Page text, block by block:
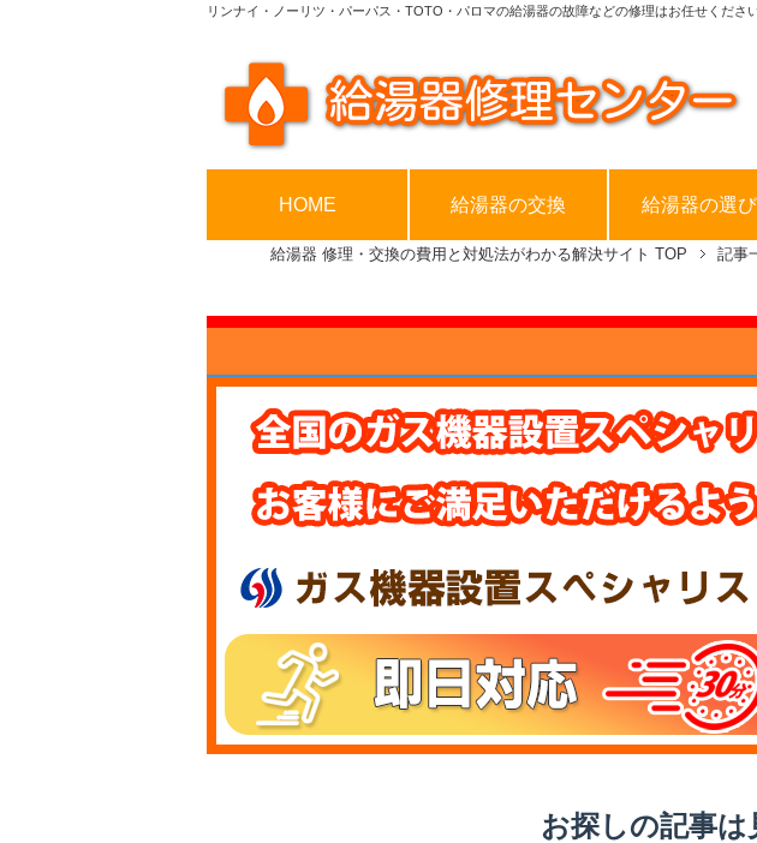
リンナイ・ノーリツ・パーパス・TOTO・パロマの給湯器の故障などの修理はお任せくださ
HOME 給湯器の交換 給湯器の選
給湯器 修理・交換の費用と対処法がわかる解決サイト TOP 記事
お探しの記事は